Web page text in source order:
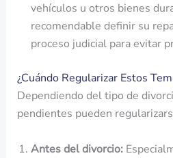
vehículos u otros bienes
recomendable definir su
proceso judicial para evitar
¿Cuándo Regularizar Estos
Dependiendo del tipo de
pendientes pueden
Antes del divorcio: